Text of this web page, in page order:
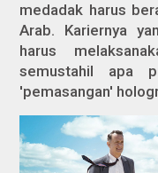
medadak harus
Arab. Kariernya
harus
semustahil apa
'pemasangan'